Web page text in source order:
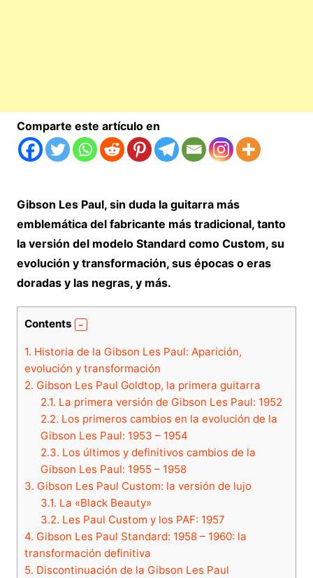
Comparte este artículo en
Gibson Les Paul, sin duda la guitarra más
emblemática del fabricante más tradicional, tanto
la versión del modelo Standard como Custom, su
evolución y transformación, sus épocas o eras
doradas y las negras, y más.
Contents
1. Historia de la Gibson Les Paul: Aparición,
evolución y transformación
2. Gibson Les Paul Goldtop, la primera guitarra
2.1. La primera versión de Gibson Les Paul: 1952
2.2. Los primeros cambios en la evolución de la
Gibson Les Paul: 1953 – 1954
2.3. Los últimos y definitivos cambios de la
Gibson Les Paul: 1955 – 1958
3. Gibson Les Paul Custom: la versión de lujo
3.1. La «Black Beauty»
3.2. Les Paul Custom y los PAF: 1957
4. Gibson Les Paul Standard: 1958 – 1960: la
transformación definitiva
5. Discontinuación de la Gibson Les Paul